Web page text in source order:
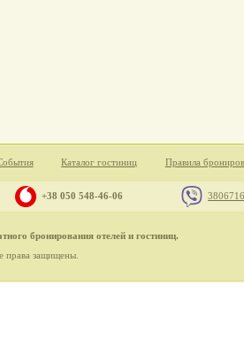
Каталог гостиниц Правила
+38 050 548-46-06
бронирования отелей и гостиниц.
права защищены.